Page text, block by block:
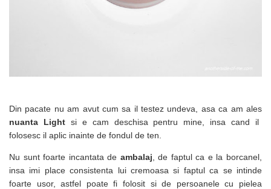
Din pacate nu am avut cum sa il testez undeva, asa ca am ales
nuanta Lightsi e cam deschisa pentru mine, insa cand il
folosesc il aplic inainte de fondul de ten.
Nu sunt foarte incantata de ambalaj , de faptul ca e la borcanel,
insa imi place consistenta lui cremoasa si faptul ca se intinde
foarte usor, astfel poate fi folosit si de persoanele cu pielea